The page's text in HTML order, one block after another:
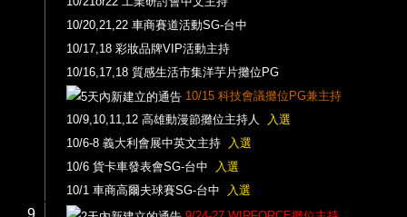
10/20,21,22 車商賽道活動SG-台中
10/17,18 彩妝品牌VIP活動主持
10/16,17,18 質感生活市集洋芋片攤位PG
10/15 科技會議攤位PG兼主持
10/9,10,11,12 高雄動漫節攤位主持人
入選
10/6-8 義大利會展中英文主持
入選
10/6 貨卡車發表會SG-台中
入選
10/1 車商高爾夫球賽SG-台中
入選
9